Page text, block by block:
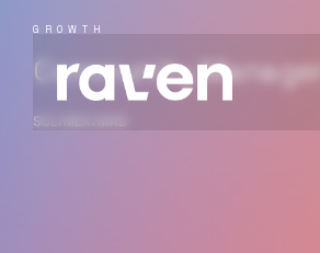
GROWTH
Community Manager
SCL | MEX | MAD